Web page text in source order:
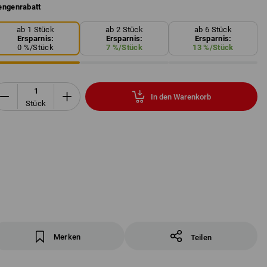
ab 1 Stück
Ersparnis:
0 %/Stück
ab 2 Stück
Ersparnis:
7 %/Stück
ab 6 Stück
Ersparnis:
13 %/Stück
Stück
In den Warenkorb
Merken Teilen